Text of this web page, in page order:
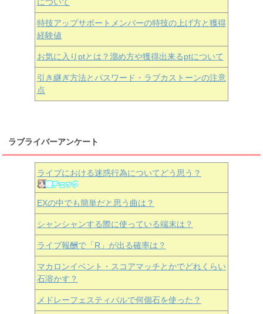
特技アップサポートメンバーの特技の上げ方と獲得
経験値
お気に入りptとは？溜め方や獲得出来るptについて
引き継ぎ方法とパスワード・ラブカストーンの注意
点
ラブライバーアンケート
ライブにおける迷惑行為についてどう思う？
EXの中でも簡単だと思う曲は？
シャンシャンする際に使っている端末は？
ライブ報酬で「R」が出る確率は？
マカロンイベント・スコアマッチとかでどれくらい
石溶かす？
メドレーフェスティバルで何個石を使った？